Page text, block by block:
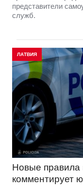
представители
служб.
ЛАТВИЯ
Новые
комментирует